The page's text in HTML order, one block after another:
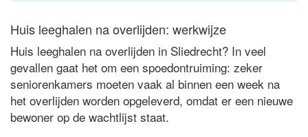
Huis leeghalen na overlijden: werkwijze
Huis leeghalen na overlijden in Sliedrecht? In veel
gevallen gaat het om een spoedontruiming: zeker
seniorenkamers moeten vaak al binnen een week na
het overlijden worden opgeleverd, omdat er een nieuwe
bewoner op de wachtlijst staat.